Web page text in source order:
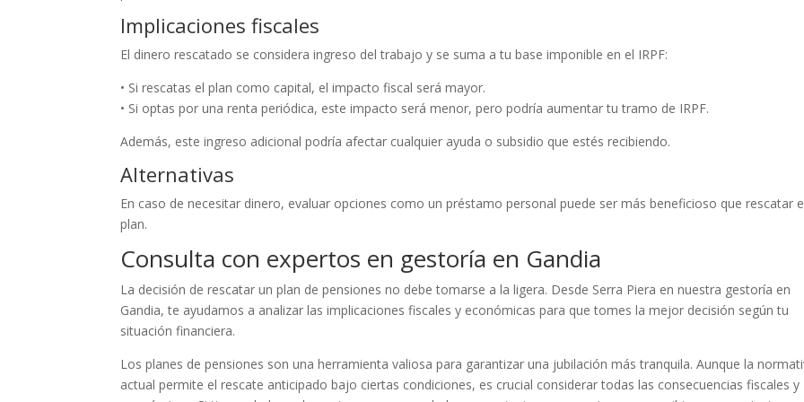
Implicaciones fiscales
El dinero rescatado se considera ingreso del trabajo y se suma a tu base imponible en el IRPF:
• Si rescatas el plan como capital, el impacto fiscal será mayor.
• Si optas por una renta periódica, este impacto será menor, pero podría aumentar tu tramo de IRPF.
Además, este ingreso adicional podría afectar cualquier ayuda o subsidio que estés recibiendo.
Alternativas
En caso de necesitar dinero, evaluar opciones como un préstamo personal puede ser más beneficioso que rescatar
plan.
Consulta con expertos en gestoría en Gandia
La decisión de rescatar un plan de pensiones no debe tomarse a la ligera. Desde Serra Piera en nuestra gestoría en
Gandia, te ayudamos a analizar las implicaciones fiscales y económicas para que tomes la mejor decisión según tu
situación financiera.
Los planes de pensiones son una herramienta valiosa para garantizar una jubilación más tranquila. Aunque la
actual permite el rescate anticipado bajo ciertas condiciones, es crucial considerar todas las consecuencias fiscales y